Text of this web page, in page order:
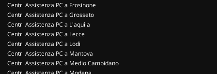
Centri Assistenza PC a Frosinone
Centri Assistenza PC a Grosseto
Centri Assistenza PC a L'aquila
Centri Assistenza PC a Lecce
Centri Assistenza PC a Lodi
Centri Assistenza PC a Mantova
Centri Assistenza PC a Medio Campidano